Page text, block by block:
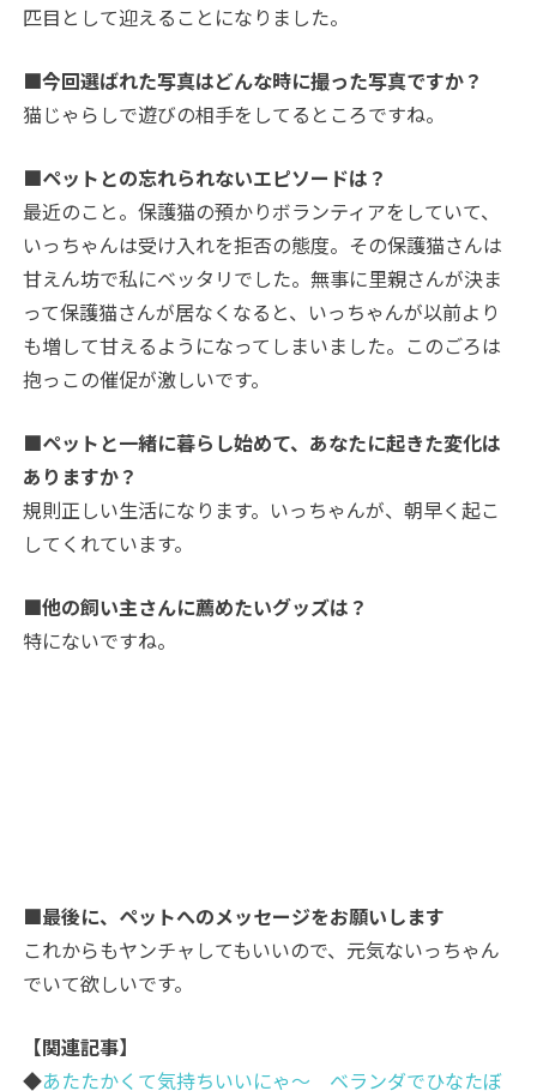
匹目として迎えることになりました。
■今回選ばれた写真はどんな時に撮った写真ですか？
猫じゃらしで遊びの相手をしてるところですね。
■ペットとの忘れられないエピソードは？
最近のこと。保護猫の預かりボランティアをしていて、
いっちゃんは受け入れを拒否の態度。その保護猫さんは
甘えん坊で私にベッタリでした。無事に里親さんが決ま
って保護猫さんが居なくなると、いっちゃんが以前より
も増して甘えるようになってしまいました。このごろは
抱っこの催促が激しいです。
■ペットと一緒に暮らし始めて、あなたに起きた変化は
ありますか？
規則正しい生活になります。いっちゃんが、朝早く起こ
してくれています。
■他の飼い主さんに薦めたいグッズは？
特にないですね。
■最後に、ペットへのメッセージをお願いします
これからもヤンチャしてもいいので、元気ないっちゃん
でいて欲しいです。
【関連記事】
◆あたたかくて気持ちいいにゃ～ ベランダでひなたぼ